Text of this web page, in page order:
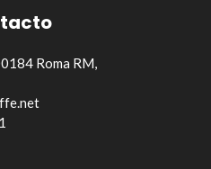
Roma RM,